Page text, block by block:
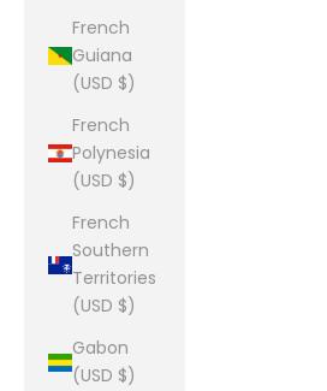
French
Guiana
(USD $)
French
Polynesia
(USD $)
French
Southern
Territories
(USD $)
Gabon
(USD $)